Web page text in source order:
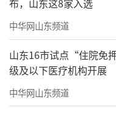
画家简介
中华网山东频道
山东16市试点“住院免
级及以下医疗机构开展
中华网山东频道